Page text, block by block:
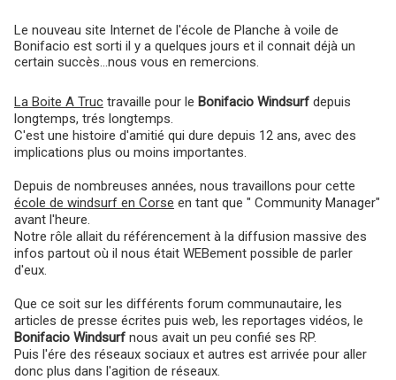
Le nouveau site Internet de l'école de Planche à voile de
Bonifacio est sorti il y a quelques jours et il connait déjà un
certain succès...nous vous en remercions.
La Boite A Truc travaille pour le Bonifacio Windsurf depuis
longtemps, trés longtemps.
C'est une histoire d'amitié qui dure depuis 12 ans, avec des
implications plus ou moins importantes.
Depuis de nombreuses années, nous travaillons pour cette
école de windsurf en Corse en tant que " Community Manager"
avant l'heure.
Notre rôle allait du référencement à la diffusion massive des
infos partout où il nous était WEBement possible de parler
d'eux.
Que ce soit sur les différents forum communautaire, les
articles de presse écrites puis web, les reportages vidéos, le
Bonifacio Windsurf nous avait un peu confié ses RP.
Puis l'ére des réseaux sociaux et autres est arrivée pour aller
donc plus dans l'agition de réseaux.